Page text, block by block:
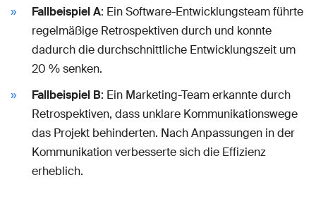
Fallbeispiel A: Ein Software-Entwicklungsteam führte
regelmäßige Retrospektiven durch und konnte
dadurch die durchschnittliche Entwicklungszeit um
20 % senken.
Fallbeispiel B: Ein Marketing-Team erkannte durch
Retrospektiven, dass unklare Kommunikationswege
das Projekt behinderten. Nach Anpassungen in der
Kommunikation verbesserte sich die Effizienz
erheblich.